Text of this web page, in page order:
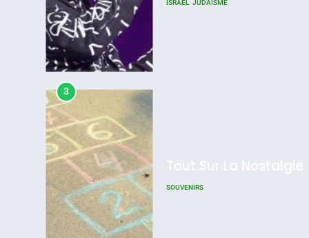
D’ADL Contre
Admin
ISRAÉL JUDAISME
3
SOUVENIRS